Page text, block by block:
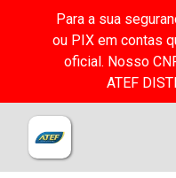
Para a sua
ou PIX em contas
oficial. Nosso
ATEF